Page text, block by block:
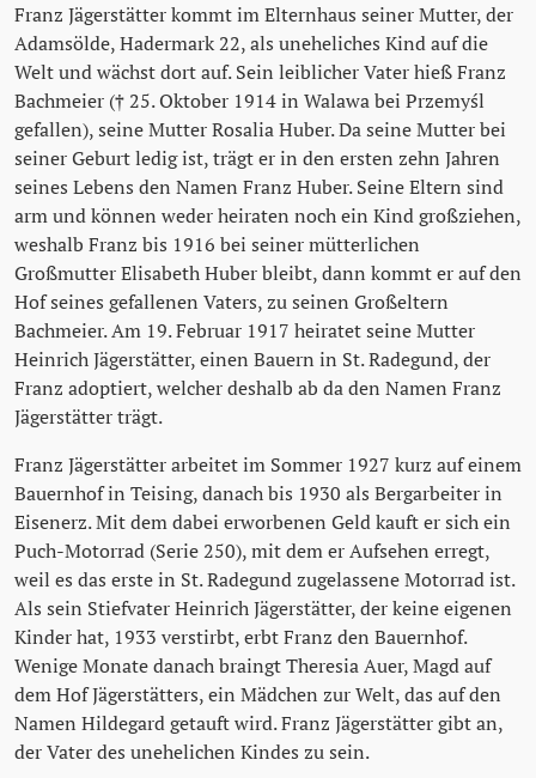
Franz Jägerstätter kommt im Elternhaus seiner Mutter, der
Adamsölde, Hadermark 22, als uneheliches Kind auf die
Welt und wächst dort auf. Sein leiblicher Vater hieß Franz
Bachmeier († 25. Oktober 1914 in Walawa bei Przemyśl
gefallen), seine Mutter Rosalia Huber. Da seine Mutter bei
seiner Geburt ledig ist, trägt er in den ersten zehn Jahren
seines Lebens den Namen Franz Huber. Seine Eltern sind
arm und können weder heiraten noch ein Kind großziehen,
weshalb Franz bis 1916 bei seiner mütterlichen
Großmutter Elisabeth Huber bleibt, dann kommt er auf den
Hof seines gefallenen Vaters, zu seinen Großeltern
Bachmeier. Am 19. Februar 1917 heiratet seine Mutter
Heinrich Jägerstätter, einen Bauern in St. Radegund, der
Franz adoptiert, welcher deshalb ab da den Namen Franz
Jägerstätter trägt.
Franz Jägerstätter arbeitet im Sommer 1927 kurz auf einem
Bauernhof in Teising, danach bis 1930 als Bergarbeiter in
Eisenerz. Mit dem dabei erworbenen Geld kauft er sich ein
Puch-Motorrad (Serie 250), mit dem er Aufsehen erregt,
weil es das erste in St. Radegund zugelassene Motorrad ist.
Als sein Stiefvater Heinrich Jägerstätter, der keine eigenen
Kinder hat, 1933 verstirbt, erbt Franz den Bauernhof.
Wenige Monate danach braingt Theresia Auer, Magd auf
dem Hof Jägerstätters, ein Mädchen zur Welt, das auf den
Namen Hildegard getauft wird. Franz Jägerstätter gibt an,
der Vater des unehelichen Kindes zu sein.